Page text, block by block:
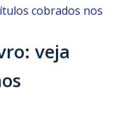
veja